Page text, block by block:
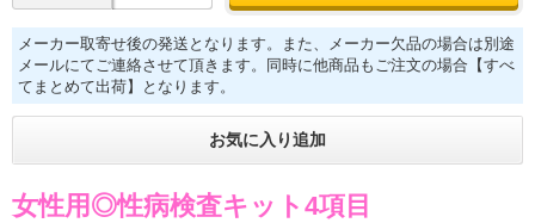
メーカー取寄せ後の発送となります。また、メーカー欠品の場合は別途
メールにてご連絡させて頂きます。同時に他商品もご注文の場合【すべ
てまとめて出荷】となります。
お気に入り追加
女性用◎性病検査キット4項目